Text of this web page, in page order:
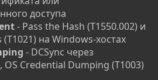
доступа
- Pass the Hash (T1550.002) и
на Windows-хостах
- DCSync через
, OS Credential Dumping (T1003)